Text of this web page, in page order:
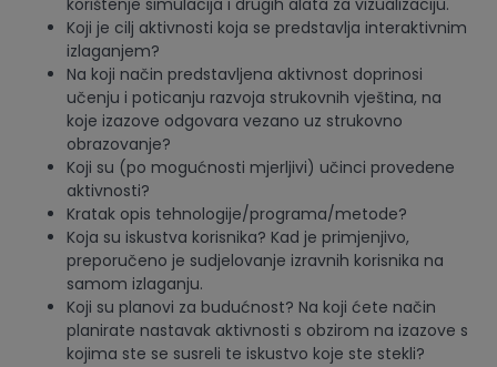
korištenje simulacija i drugih alata za vizualizaciju.
Koji je cilj aktivnosti koja se predstavlja interaktivnim
izlaganjem?
Na koji način predstavljena aktivnost doprinosi
učenju i poticanju razvoja strukovnih vještina, na
koje izazove odgovara vezano uz strukovno
obrazovanje?
Koji su (po mogućnosti mjerljivi) učinci provedene
aktivnosti?
Kratak opis tehnologije/programa/metode?
Koja su iskustva korisnika? Kad je primjenjivo,
preporučeno je sudjelovanje izravnih korisnika na
samom izlaganju.
Koji su planovi za budućnost? Na koji ćete način
planirate nastavak aktivnosti s obzirom na izazove s
kojima ste se susreli te iskustvo koje ste stekli?